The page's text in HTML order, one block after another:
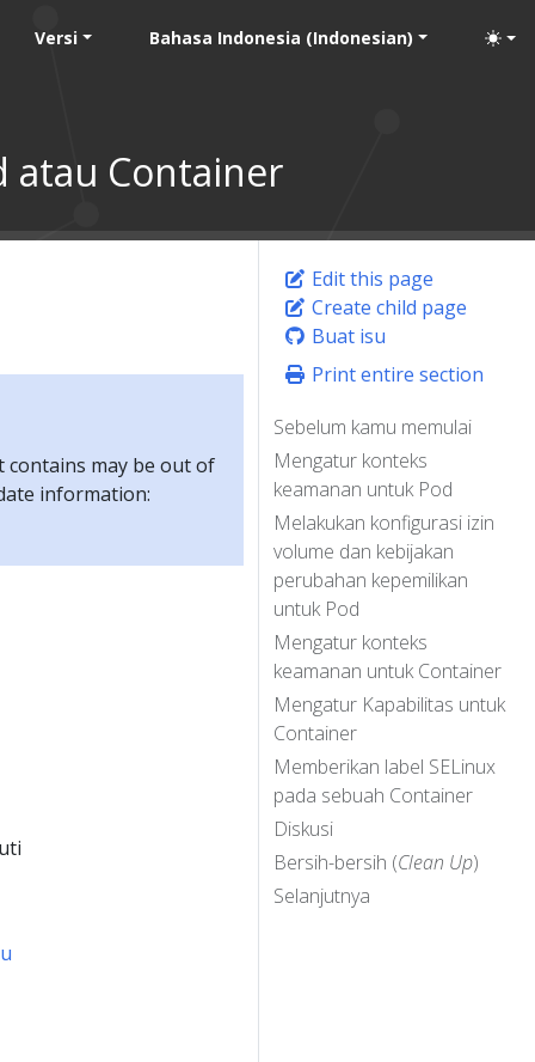
Versi Bahasa Indonesia (Indonesian)
atau Container
Edit this page
Create child page
Buat isu
Print entire section
Sebelum kamu memulai
Mengatur konteks
keamanan untuk Pod
Melakukan konfigurasi izin
volume dan kebijakan
perubahan kepemilikan
untuk Pod
Mengatur konteks
keamanan untuk Container
Mengatur Kapabilitas untuk
Container
Memberikan label SELinux
pada sebuah Container
Diskusi
Bersih-bersih (Clean Up)
Selanjutnya
may be out of
information: